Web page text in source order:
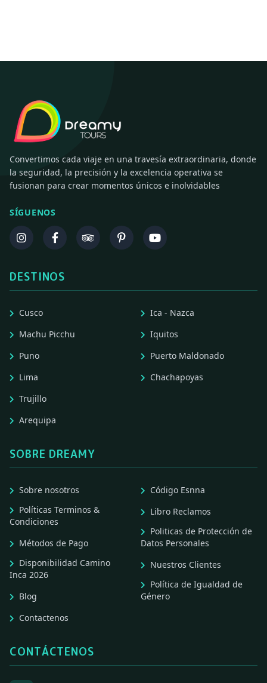
Convertimos cada viaje en una travesía extraordinaria, donde
la seguridad, la precisión y la excelencia operativa se
fusionan para crear momentos únicos e inolvidables
SÍGUENOS
DESTINOS
Cusco
Machu Picchu
Puno
Lima
Trujillo
Arequipa
Ica - Nazca
Iquitos
Puerto Maldonado
Chachapoyas
SOBRE DREAMY
Sobre nosotros
Políticas Terminos &
Condiciones
Métodos de Pago
Disponibilidad Camino
Inca 2026
Blog
Contactenos
Código Esnna
Libro Reclamos
Politicas de Protección de
Datos Personales
Nuestros Clientes
Política de Igualdad de
Género
CONTÁCTENOS